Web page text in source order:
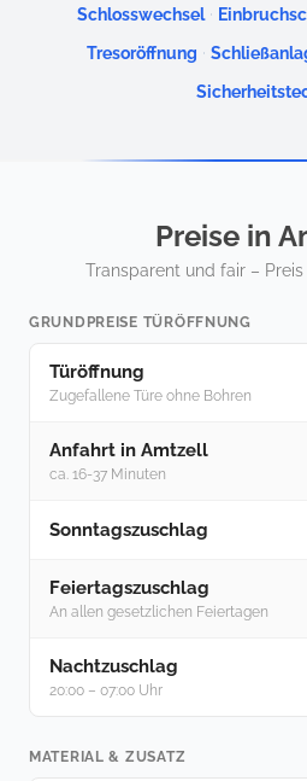
Schlosswechsel ·
Tresoröffnung ·
Preise in
Transparent und fair –
GRUNDPREISE TÜRÖFFNUNG
Türöffnung
Zugefallene Türe ohne Bohren
Anfahrt in Amtzell
ca. 16-37 Minuten
Sonntagszuschlag
Feiertagszuschlag
An allen gesetzlichen Feiertagen
Nachtzuschlag
20:00 – 07:00 Uhr
MATERIAL & ZUSATZ